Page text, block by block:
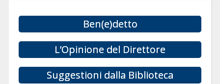
Ben(e)detto
L’Opinione del Direttore
Suggestioni dalla Biblioteca